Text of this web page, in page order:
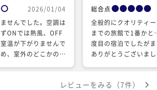
2026/01/04
せんでした。空調は
ONでは熱風、OFF
温が下がりませんで
、室外のどこかのモ
総合点
全般的にクオリティ
までの旅館で1番か
度目の宿泊でしたが
ありがとうございま
レビューをみる（7件）